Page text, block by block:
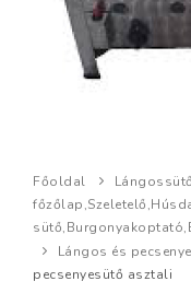
Főoldal
Lángos és
pecsenyesütő asztali